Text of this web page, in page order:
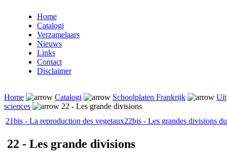
Home
Catalogi
Verzamelaars
Nieuws
Links
Contact
Disclaimer
Home Catalogi Schoolplaten Frankrijk
sciences
22 - Les grande divisions
21bis - La reproduction des vegetaux22bis - Les grandes divisions
22 - Les grande divisions